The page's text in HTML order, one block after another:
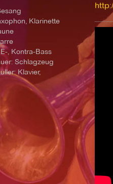
Klarinette
, Kontra-Bass
Schlagzeug
Klavier,